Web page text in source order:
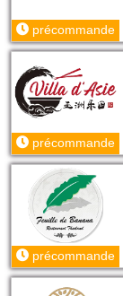
précommande
précommande
précommande